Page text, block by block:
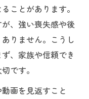
ことがあります。
、強い喪失感や後
りません。こうし
、家族や信頼でき
です。
画を見返すこと